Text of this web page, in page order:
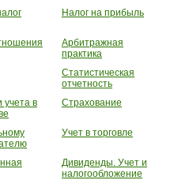
Налог на прибыль
Арбитражная
практика
Статистическая
отчетность
учета в
Страхование
Учет в торговле
Дивиденды. Учет и
налогообложение